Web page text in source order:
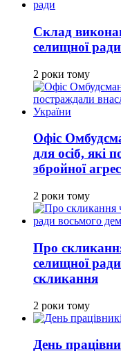
Склад
селищної ради
2 роки тому
Офіс
для осіб, які
збройної
2 роки тому
Про
селищної
скликання
2 роки тому
День